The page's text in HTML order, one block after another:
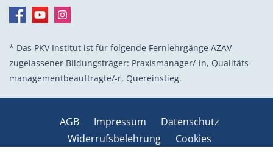
* Das PKV Institut ist für folgende Fernlehrgänge AZAV
zugelassener Bildungsträger: Praxis­manager/-in, Quali­täts­
management­beauf­tragte/-r, Quer­einstieg.
AGB Impressum
Datenschutz
Widerrufsbelehrung
Cookies